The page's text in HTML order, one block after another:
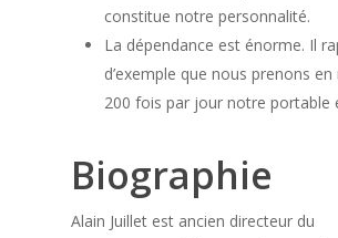
constitue notre personnalité.
La dépendance est énorme. Il
d’exemple que nous prenons
200 fois par jour notre portable
Biographie
Alain Juillet est ancien directeur du